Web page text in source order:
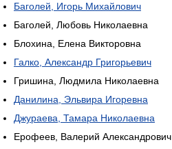
Баголей, Игорь Михайлович
Баголей, Любовь Николаевна
Блохина, Елена Викторовна
Галко, Александр Григорьевич
Гришина, Людмила Николаевна
Данилина, Эльвира Игоревна
Джураева, Тамара Николаевна
Ерофеев, Валерий Александрович